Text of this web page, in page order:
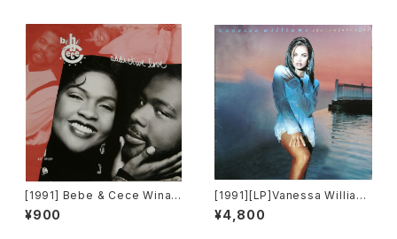
[1991] Bebe & Cece Winan
s – Addictive Love [Capito
l Records]
¥900
[1991][LP]Vanessa William
s – The Comfort Zone [Win
g Records / Mercury]
¥4,800